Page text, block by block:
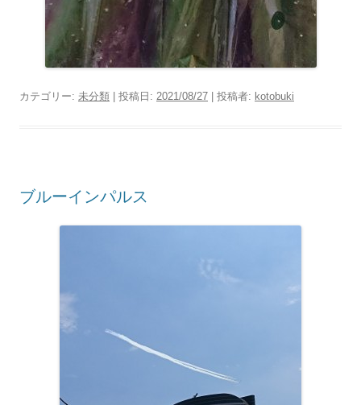
カテゴリー: 未分類 | 投稿日: 2021/08/27 投稿者: kotobuki
ブルーインパルス